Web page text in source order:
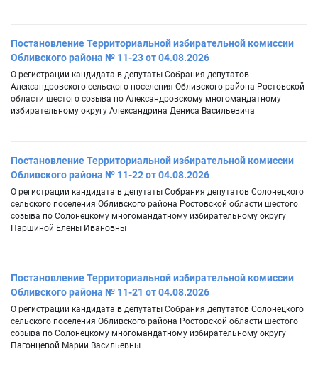
Постановление Территориальной избирательной комиссии
Обливского района № 11-23 от 04.08.2026
О регистрации кандидата в депутаты Собрания депутатов
Александровского сельского поселения Обливского района Ростовской
области шестого созыва по Александровскому многомандатному
избирательному округу Александрина Дениса Васильевича
Постановление Территориальной избирательной комиссии
Обливского района № 11-22 от 04.08.2026
О регистрации кандидата в депутаты Собрания депутатов Солонецкого
сельского поселения Обливского района Ростовской области шестого
созыва по Солонецкому многомандатному избирательному округу
Паршиной Елены Ивановны
Постановление Территориальной избирательной комиссии
Обливского района № 11-21 от 04.08.2026
О регистрации кандидата в депутаты Собрания депутатов Солонецкого
сельского поселения Обливского района Ростовской области шестого
созыва по Солонецкому многомандатному избирательному округу
Пагонцевой Марии Васильевны